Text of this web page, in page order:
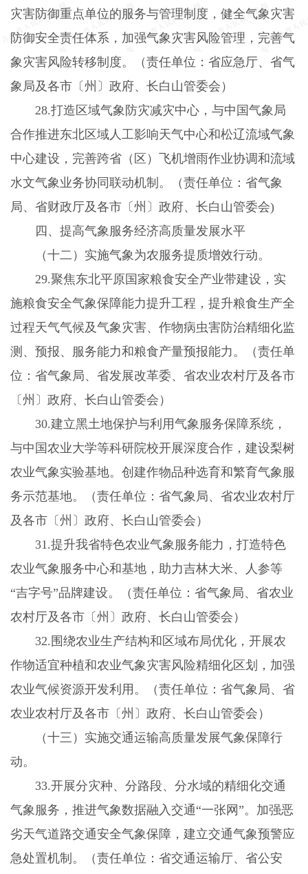
灾害防御重点单位的服务与管理制度，健全气象灾害
防御安全责任体系，加强气象灾害风险管理，完善气
象灾害风险转移制度。（责任单位：省应急厅、省气
象局及各市〔州〕政府、长白山管委会）
28.打造区域气象防灾减灾中心，与中国气象局
合作推进东北区域人工影响天气中心和松辽流域气象
中心建设，完善跨省（区）飞机增雨作业协调和流域
水文气象业务协同联动机制。（责任单位：省气象
局、省财政厅及各市〔州〕政府、长白山管委会)
四、提高气象服务经济高质量发展水平
（十二）实施气象为农服务提质增效行动。
29.聚焦东北平原国家粮食安全产业带建设，实
施粮食安全气象保障能力提升工程，提升粮食生产全
过程天气气候及气象灾害、作物病虫害防治精细化监
测、预报、服务能力和粮食产量预报能力。（责任单
位：省气象局、省发展改革委、省农业农村厅及各市
〔州〕政府、长白山管委会）
30.建立黑土地保护与利用气象服务保障系统，
与中国农业大学等科研院校开展深度合作，建设梨树
农业气象实验基地。创建作物品种选育和繁育气象服
务示范基地。（责任单位：省气象局、省农业农村厅
及各市〔州〕政府、长白山管委会）
31.提升我省特色农业气象服务能力，打造特色
农业气象服务中心和基地，助力吉林大米、人参等
“吉字号”品牌建设。（责任单位：省气象局、省农业
农村厅及各市〔州〕政府、长白山管委会）
32.围绕农业生产结构和区域布局优化，开展农
作物适宜种植和农业气象灾害风险精细化区划，加强
农业气候资源开发利用。（责任单位：省气象局、省
农业农村厅及各市〔州〕政府、长白山管委会）
（十三）实施交通运输高质量发展气象保障行
动。
33.开展分灾种、分路段、分水域的精细化交通
气象服务，推进气象数据融入交通“一张网”。加强恶
劣天气道路交通安全气象保障，建立交通气象预警应
急处置机制。（责任单位：省交通运输厅、省公安